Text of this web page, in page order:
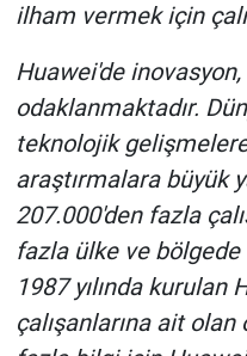
ilham vermek için
Huawei'de
odaklanmaktadır.
teknolojik
araştırmalara büyük
207.000'den fazla
fazla ülke ve
1987 yılında kurulan
çalışanlarına ait